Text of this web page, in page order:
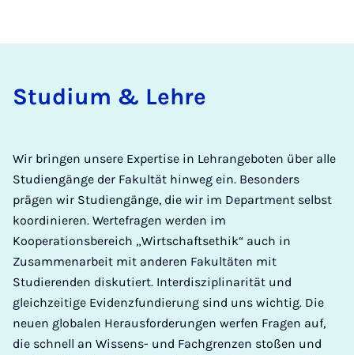
Studium & Lehre
Wir bringen unsere Expertise in Lehrangeboten über alle
Studiengänge der Fakultät hinweg ein. Besonders
prägen wir Studiengänge, die wir im Department selbst
koordinieren. Wertefragen werden im
Kooperationsbereich „Wirtschaftsethik“ auch in
Zusammenarbeit mit anderen Fakultäten mit
Studierenden diskutiert. Interdisziplinarität und
gleichzeitige Evidenzfundierung sind uns wichtig. Die
neuen globalen Herausforderungen werfen Fragen auf,
die schnell an Wissens- und Fachgrenzen stoßen und